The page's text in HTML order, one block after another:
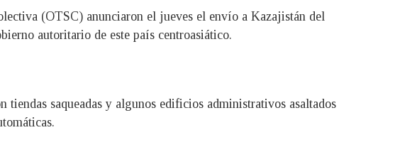
(OTSC) anunciaron el jueves el envío a Kazajistán del
autoritario de este país centroasiático.
tiendas saqueadas y algunos edificios administrativos asaltados